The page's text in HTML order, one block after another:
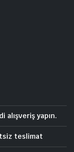
alışveriş yapın.
teslimat